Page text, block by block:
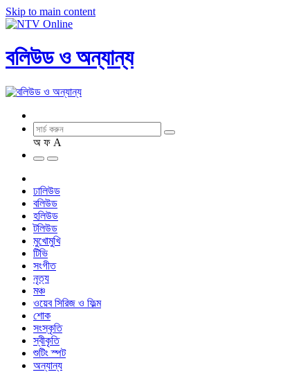
Skip to main content
বলিউড ও অন্যান্য
অ ফ A
ঢালিউড
বলিউড
হলিউড
টলিউড
মুখোমুখি
টিভি
সংগীত
নৃত্য
মঞ্চ
ওয়েব সিরিজ ও ফিল্ম
শোক
সংস্কৃতি
স্বীকৃতি
শুটিং স্পট
অন্যান্য